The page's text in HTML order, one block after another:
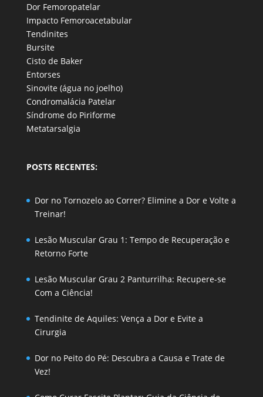
Dor Femoropatelar
Impacto Femoroacetabular
Tendinites
Bursite
Cisto de Baker
Entorses
Sinovite (água no joelho)
Condromalácia Patelar
Síndrome do Piriforme
Metatarsalgia
POSTS RECENTES:
Dor no Tornozelo ao Correr? Elimine a Dor e Volte a
Treinar!
Lesão Muscular Grau 1: Tempo de Recuperação e
Retorno Forte
Lesão Muscular Grau 2 Panturrilha: Recupere-se
Com a Ciência!
Tendinite de Aquiles: Vença a Dor e Evite a
Cirurgia
Dor no Peito do Pé: Descubra a Causa e Trate de
Vez!